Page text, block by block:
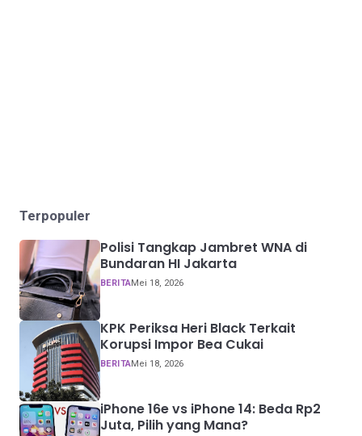
Terpopuler
Polisi Tangkap Jambret WNA di
Bundaran HI Jakarta
BERITAMei 18, 2026
KPK Periksa Heri Black Terkait
Korupsi Impor Bea Cukai
BERITAMei 18, 2026
iPhone 16e vs iPhone 14: Beda Rp2
Juta, Pilih yang Mana?